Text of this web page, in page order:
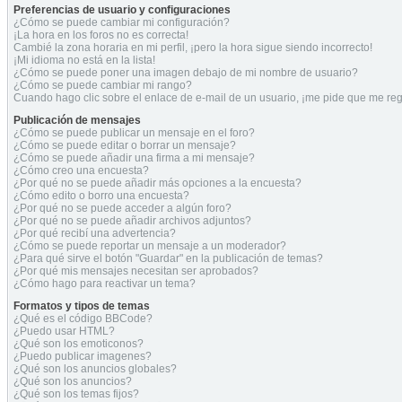
Preferencias de usuario y configuraciones
¿Cómo se puede cambiar mi configuración?
¡La hora en los foros no es correcta!
Cambié la zona horaria en mi perfil, ¡pero la hora sigue siendo incorrecto!
¡Mi idioma no está en la lista!
¿Cómo se puede poner una imagen debajo de mi nombre de usuario?
¿Cómo se puede cambiar mi rango?
Cuando hago clic sobre el enlace de e-mail de un usuario, ¡me pide que me
Publicación de mensajes
¿Cómo se puede publicar un mensaje en el foro?
¿Cómo se puede editar o borrar un mensaje?
¿Cómo se puede añadir una firma a mi mensaje?
¿Cómo creo una encuesta?
¿Por qué no se puede añadir más opciones a la encuesta?
¿Cómo edito o borro una encuesta?
¿Por qué no se puede acceder a algún foro?
¿Por qué no se puede añadir archivos adjuntos?
¿Por qué recibí una advertencia?
¿Cómo se puede reportar un mensaje a un moderador?
¿Para qué sirve el botón "Guardar" en la publicación de temas?
¿Por qué mis mensajes necesitan ser aprobados?
¿Cómo hago para reactivar un tema?
Formatos y tipos de temas
¿Qué es el código BBCode?
¿Puedo usar HTML?
¿Qué son los emoticonos?
¿Puedo publicar imagenes?
¿Qué son los anuncios globales?
¿Qué son los anuncios?
¿Qué son los temas fijos?